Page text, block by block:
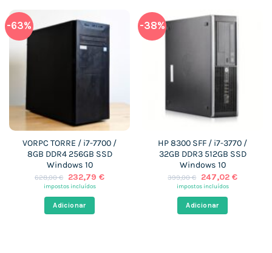
-63%
VORPC TORRE / i7-7700 /
8GB DDR4 256GB SSD
Windows 10
628,00€
O
preço
era:
628,00 €.
232,79 €O
impostos incluídos
Adicionar
-38%
HP 8300 SFF / i7-3770 /
32GB DDR3 512GB SSD
Windows 10
399,00€
O
preço
era:
399,00 €.
247,02 €O
impostos incluídos
Adicionar